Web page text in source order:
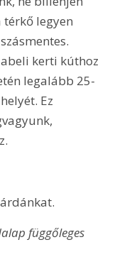
legyen
kerti kúthoz
legalább 25-
Ez
függőleges